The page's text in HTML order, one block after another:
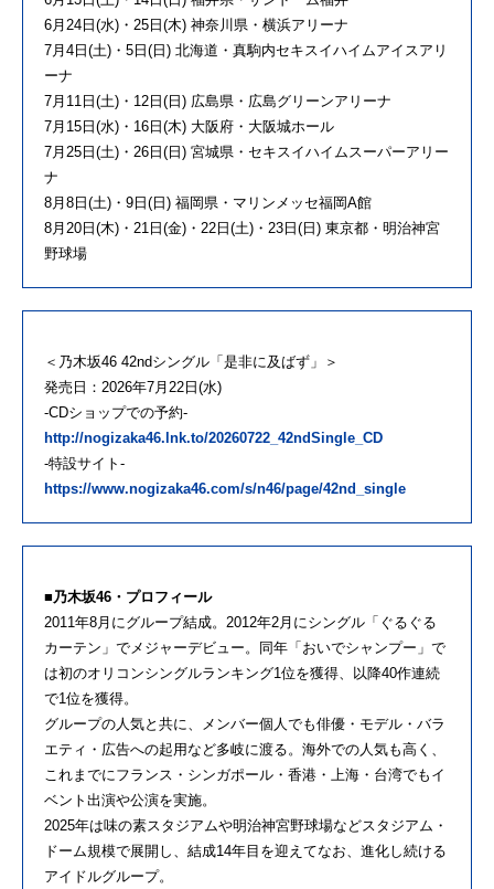
6月24日(水)・25日(木) 神奈川県・横浜アリーナ
7月4日(土)・5日(日) 北海道・真駒内セキスイハイムアイスアリ
ーナ
7月11日(土)・12日(日) 広島県・広島グリーンアリーナ
7月15日(水)・16日(木) 大阪府・大阪城ホール
7月25日(土)・26日(日) 宮城県・セキスイハイムスーパーアリー
ナ
8月8日(土)・9日(日) 福岡県・マリンメッセ福岡A館
8月20日(木)・21日(金)・22日(土)・23日(日) 東京都・明治神宮
野球場
＜乃木坂46 42ndシングル「是非に及ばず」＞
発売日：2026年7月22日(水)
-CDショップでの予約-
http://nogizaka46.lnk.to/20260722_42ndSingle_CD
-特設サイト-
https://www.nogizaka46.com/s/n46/page/42nd_single
■乃木坂46・プロフィール
2011年8月にグループ結成。2012年2月にシングル「ぐるぐる
カーテン」でメジャーデビュー。同年「おいでシャンプー」で
は初のオリコンシングルランキング1位を獲得、以降40作連続
で1位を獲得。
グループの人気と共に、メンバー個人でも俳優・モデル・バラ
エティ・広告への起用など多岐に渡る。海外での人気も高く、
これまでにフランス・シンガポール・香港・上海・台湾でもイ
ベント出演や公演を実施。
2025年は味の素スタジアムや明治神宮野球場などスタジアム・
ドーム規模で展開し、結成14年目を迎えてなお、進化し続ける
アイドルグループ。